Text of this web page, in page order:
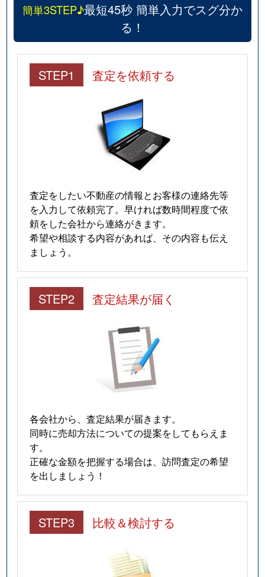
簡単3STEP♪最短45秒 簡単入力でスグ分か
る！
STEP1 査定を依頼する
査定をしたい不動産の情報とお客様の連絡先等
を入力して依頼完了。早ければ数時間程度で依
頼をした会社から連絡がきます。
希望や相談する内容があれば、その内容も伝え
ましょう。
STEP2 査定結果が届く
各会社から、査定結果が届きます。
同時に売却方法についての提案をしてもらえま
す。
正確な金額を把握する場合は、訪問査定の希望
を出しましょう！
STEP3 比較＆検討する